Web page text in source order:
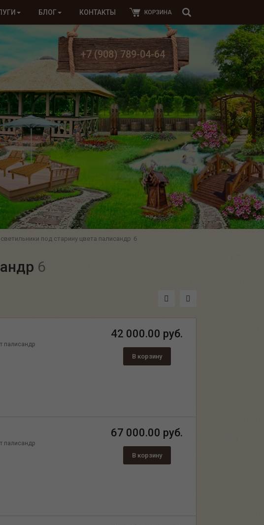
КОРЗИНА
КОНТАКТЫ
БЛОГ
+7 (908) 789-04-64
под старину цвета палисандр 6
6
палисандр
42 000.00 руб.
В корзину
палисандр
67 000.00 руб.
В корзину